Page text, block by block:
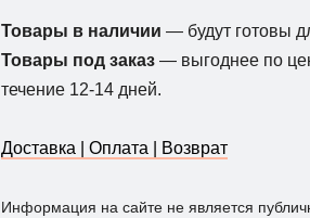
Товары в наличии — будут готовы
Товары под заказ — выгоднее по
течение 12-14 дней.
Доставка | Оплата | Возврат
Информация на сайте не является